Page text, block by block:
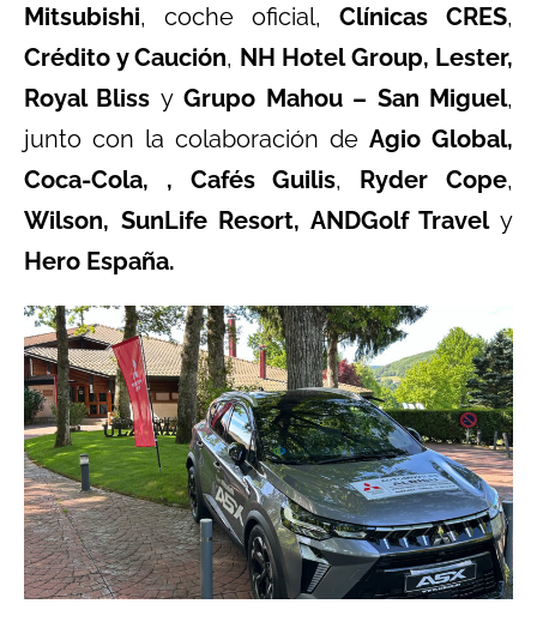
Mitsubishi, coche oficial, Clínicas CRES,
Crédito y Caución, NH Hotel Group, Lester,
Royal Bliss yGrupo Mahou – San Miguel,
junto con la colaboración de Agio Global,
Coca-Cola, , Cafés Guilis, Ryder Cope,
Wilson, SunLife Resort, ANDGolf Travely
Hero España.